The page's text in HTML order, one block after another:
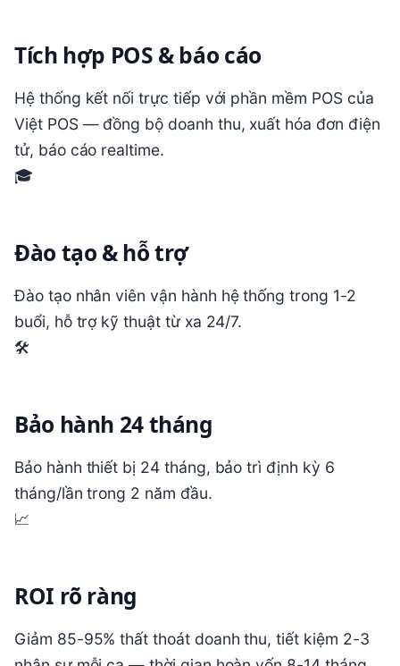
Tích hợp POS & báo cáo
Hệ thống kết nối trực tiếp với phần mềm POS của
Việt POS — đồng bộ doanh thu, xuất hóa đơn điện
tử, báo cáo realtime.
🎓
Đào tạo & hỗ trợ
Đào tạo nhân viên vận hành hệ thống trong 1-2
buổi, hỗ trợ kỹ thuật từ xa 24/7.
🛠️
Bảo hành 24 tháng
Bảo hành thiết bị 24 tháng, bảo trì định kỳ 6
tháng/lần trong 2 năm đầu.
📈
ROI rõ ràng
Giảm 85-95% thất thoát doanh thu, tiết kiệm 2-3